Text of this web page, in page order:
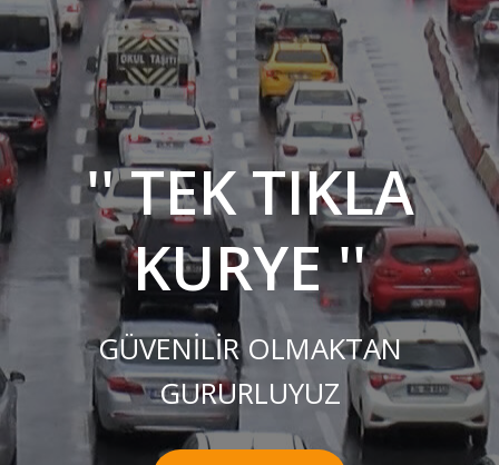
'' TEK TIKLA
KURYE ''
GÜVENİLİR OLMAKTAN
GURURLUYUZ